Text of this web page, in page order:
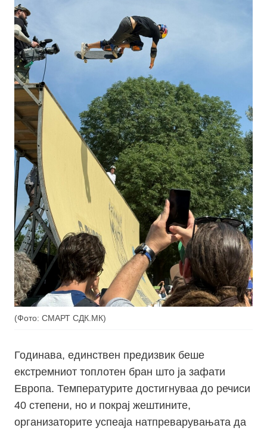
(Фото: СМАРТ СДК.МК)
Годинава, единствен предизвик беше
екстремниот топлотен бран што ја зафати
Европа. Температурите достигнуваа до речиси
40 степени, но и покрај жештините,
организаторите успеаја натпреварувањата да